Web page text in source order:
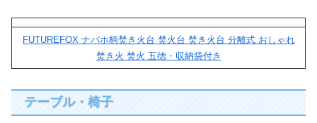
FUTUREFOX ナバホ柄焚き火台 焚火台 焚き火台 分離式 おしゃれ
焚き火 焚火 五徳・収納袋付き
テーブル・椅子